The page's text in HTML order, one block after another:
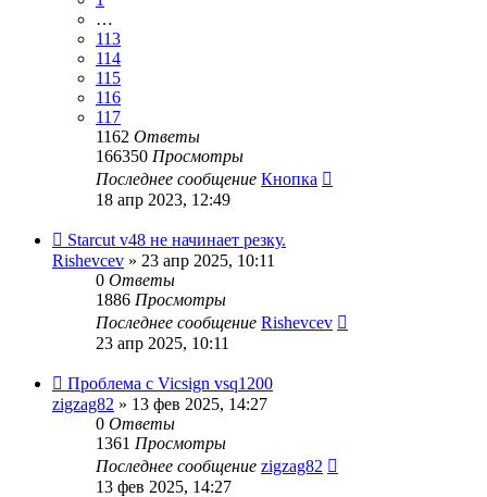
…
113
114
115
116
117
1162 Ответы
166350 Просмотры
Последнее сообщение Кнопка
18 апр 2023, 12:49
Starcut v48 не начинает резку.
Rishevcev » 23 апр 2025, 10:11
0 Ответы
1886 Просмотры
Последнее сообщение Rishevcev
23 апр 2025, 10:11
Проблема с Vicsign vsq1200
zigzag82 » 13 фев 2025, 14:27
0 Ответы
1361 Просмотры
Последнее сообщение zigzag82
13 фев 2025, 14:27